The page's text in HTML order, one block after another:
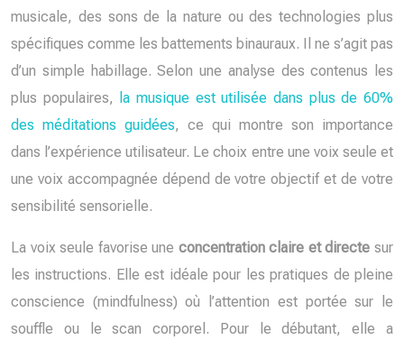
musicale, des sons de la nature ou des technologies plus
spécifiques comme les battements binauraux. Il ne s’agit pas
d’un simple habillage. Selon une analyse des contenus les
plus populaires,
la musique est utilisée dans plus de 60%
des méditations guidées, ce qui montre son importance
dans l’expérience utilisateur. Le choix entre une voix seule et
une voix accompagnée dépend de votre objectif et de votre
sensibilité sensorielle.
La voix seule favorise une concentration claire et directe sur
les instructions. Elle est idéale pour les pratiques de pleine
conscience (mindfulness) où l’attention est portée sur le
souffle ou le scan corporel. Pour le débutant, elle a